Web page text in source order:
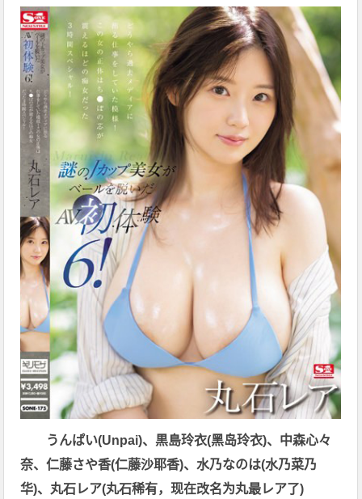
うんぱい(Unpai)、黒島玲衣(黑岛玲衣)、中森心々
奈、仁藤さや香(仁藤沙耶香)、水乃なのは(水乃菜乃
华)、丸石レア(丸石稀有，现在改名为丸最レア了)